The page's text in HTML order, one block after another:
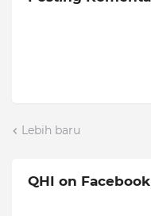
Lebih baru
QHI on Facebook